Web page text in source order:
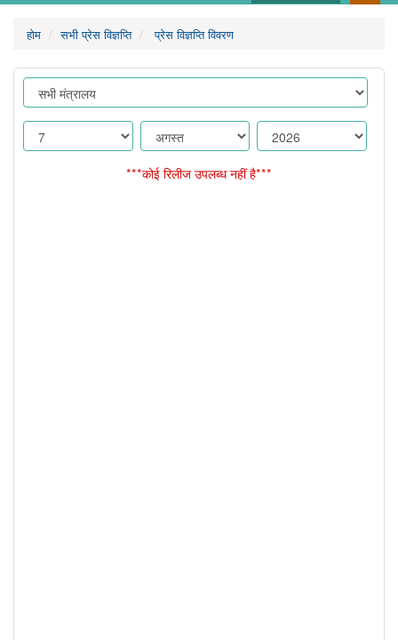
होम सभी प्रेस विज्ञप्ति प्रेस विज्ञप्ति विवरण
***कोई रिलीज उपलब्ध नहीं है***